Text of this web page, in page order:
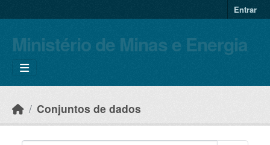
Entrar
Ministério de Minas e Energia
Conjuntos de dados